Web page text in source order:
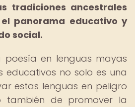
tradiciones ancestrales
panorama educativo y
social.
poesía en lenguas mayas
educativos no solo es una
estas lenguas en peligro
también de promover la